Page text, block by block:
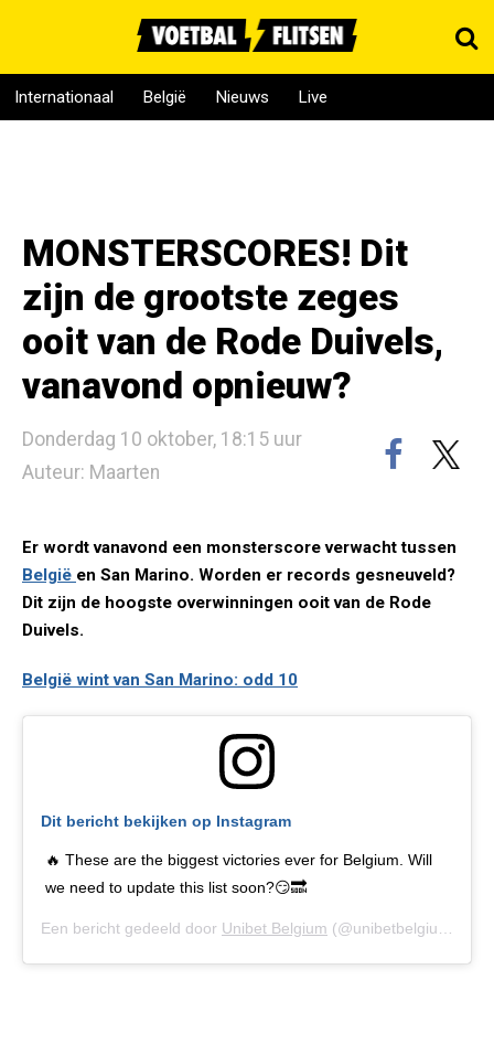
Internationaal België Nieuws Live
MONSTERSCORES! Dit
zijn de grootste zeges
ooit van de Rode Duivels,
vanavond opnieuw?
Donderdag 10 oktober, 18:15 uur
Auteur: Maarten
Er wordt vanavond een monsterscore verwacht tussen
België en San Marino. Worden er records gesneuveld?
Dit zijn de hoogste overwinningen ooit van de Rode
Duivels.
België wint van San Marino: odd 10
Dit bericht bekijken op Instagram
🔥 These are the biggest victories ever for Belgium. Will
we need to update this list soon?😏🔜
Een bericht gedeeld door Unibet Belgium (@unibetbelgium) op